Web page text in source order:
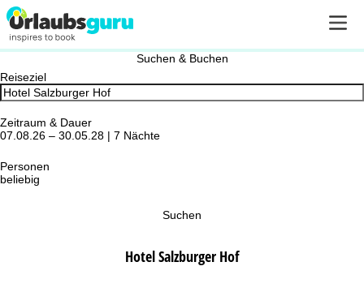
Suchen & Buchen
Reiseziel
Zeitraum & Dauer
07.08.26 – 30.05.28 | 7 Nächte
Personen
beliebig
Suchen
Hotel Salzburger Hof